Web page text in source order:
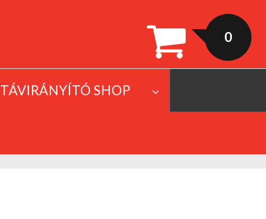
0
TÁVIRÁNYÍTÓ SHOP